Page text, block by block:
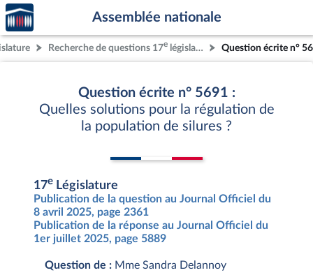
Aller au contenu
Aller en bas de la page
Accèder
à la
page
d'accueil
Assemblée nationale
Recherche de questions 17e législature Question écrite n°
Question écrite n° 5691 :
Quelles solutions pour la régulation de
la population de silures ?
17e Législature
Publication de la question au Journal Officiel du
8 avril 2025, page 2361
Publication de la réponse au Journal Officiel du
1er juillet 2025, page 5889
Question de : Mme Sandra Delannoy